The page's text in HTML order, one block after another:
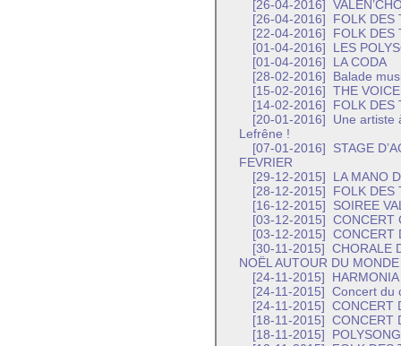
[26-04-2016]
[26-04-2016]
FOLK DES
[22-04-2016]
FOLK DES
[01-04-2016]
LES
[01-04-2016]
LA CODA
[28-02-2016]
Balade
[15-02-2016]
THE
[14-02-2016]
FOLK DES
[20-01-2016]
Une artiste
Lefrêne !
[07-01-2016]
STAGE
FEVRIER
[29-12-2015]
LA MANO
[28-12-2015]
FOLK DES
[16-12-2015]
SOIREE
[03-12-2015]
CONCERT
[03-12-2015]
CONCERT
[30-11-2015]
CHORALE
NOËL AUTOUR DU
[24-11-2015]
[24-11-2015]
Concert du
[24-11-2015]
CONCERT
[18-11-2015]
CONCERT
[18-11-2015]